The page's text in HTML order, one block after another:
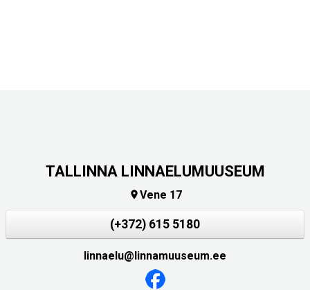
TALLINNA LINNAELUMUUSEUM
Vene 17
(+372) 615 5180
linnaelu@linnamuuseum.ee